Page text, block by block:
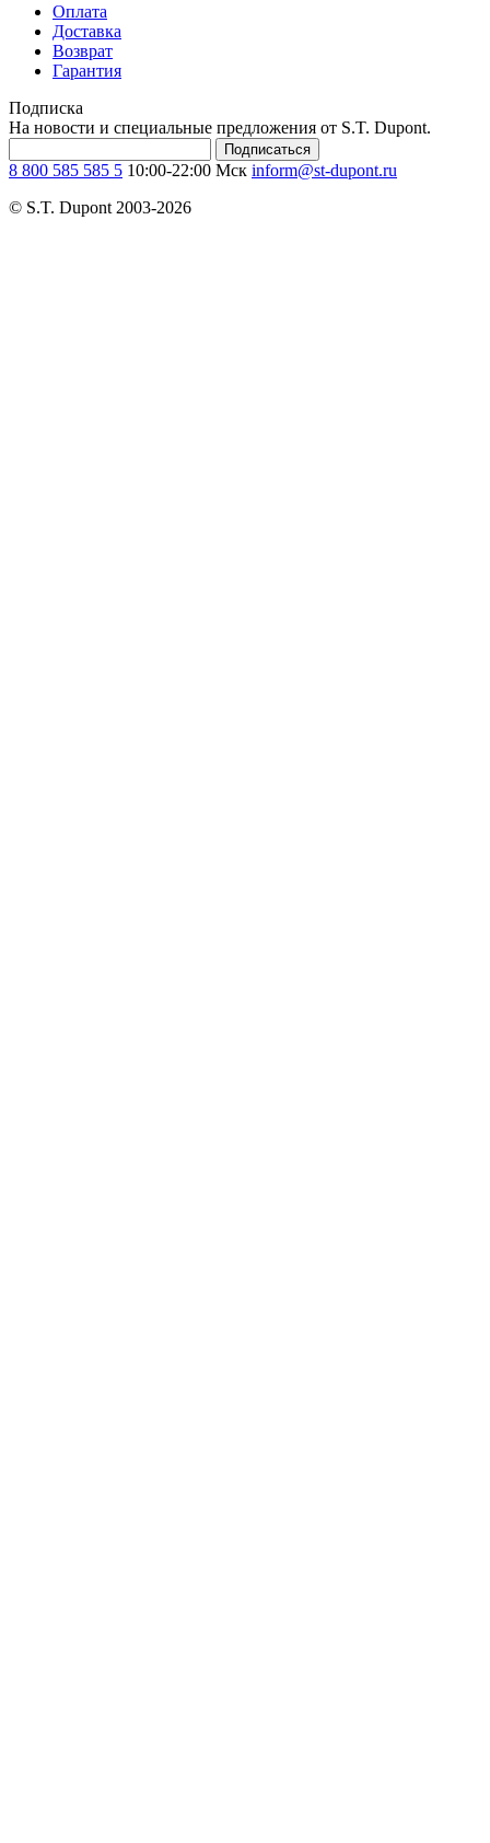
Оплата
Доставка
Возврат
Гарантия
Подписка
На новости и специальные предложения от S.T. Dupont.
Подписаться
8 800 585 585 5 10:00-22:00 Мск inform@st-dupont.ru
© S.T. Dupont 2003-2026